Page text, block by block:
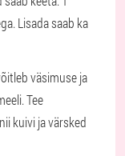
Lisada saab ka
väsimuse ja
Tee
kuivi ja värsked